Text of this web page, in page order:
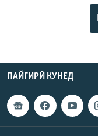
ПАЙГИРӢ КУНЕД